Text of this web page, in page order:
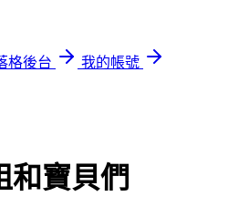
格後台
我的帳號
和寶貝們